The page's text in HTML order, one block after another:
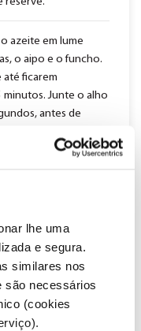
lhe uma
e segura.
similares nos
são necessários
(cookies
azeite em lume
o aipo e o funcho.
até ficarem
minutos. Junte o alho
antes de
ficarem
para desfiar o
à sopa,
limão e as ervas